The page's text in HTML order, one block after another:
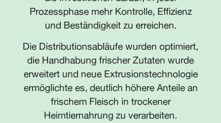
Prozessphase mehr Kontrolle, Effizienz
und Beständigkeit zu erreichen.
Die Distributionsabläufe wurden optimiert,
die Handhabung frischer Zutaten wurde
erweitert und neue Extrusionstechnologie
ermöglichte es, deutlich höhere Anteile an
frischem Fleisch in trockener
Heimtiernahrung zu verarbeiten.